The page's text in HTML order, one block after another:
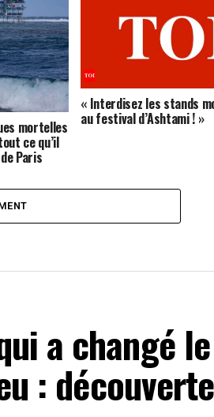
Kendall Jenner éblouit en
bain minimaliste sur les
mortelles
ce qu’il
Paris
« Interdisez les stands
au festival d’Ashtami ! »
a changé le
: découverte